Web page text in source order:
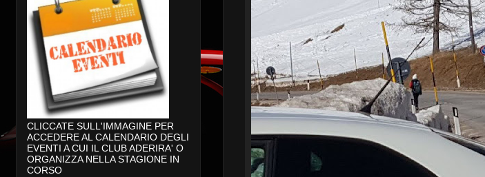
CLICCATE SULL'IMMAGINE PER
ACCEDERE AL CALENDARIO DEGLI
EVENTI A CUI IL CLUB ADERIRA' O
ORGANIZZA NELLA STAGIONE IN
CORSO